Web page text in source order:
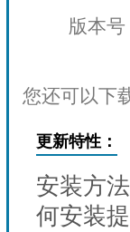
版本
您还可以下
更新特性：
安装方
何安装